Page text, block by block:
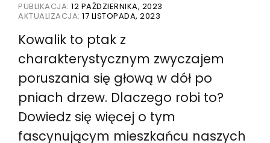
PUBLIKACJA: 12 PAŹDZIERNIKA, 2023
AKTUALIZACJA: 17 LISTOPADA, 2023
Kowalik to ptak z
charakterystycznym zwyczajem
poruszania się głową w dół po
pniach drzew. Dlaczego robi to?
Dowiedz się więcej o tym
fascynującym mieszkańcu naszych